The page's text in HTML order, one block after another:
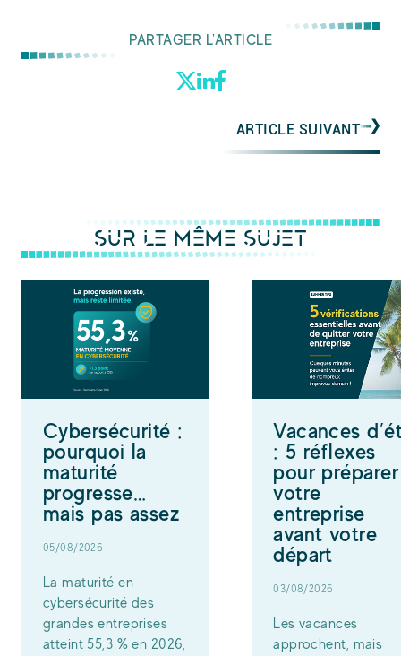
PARTAGER L'ARTICLE
ARTICLE SUIVANT
SUR LE MÊME SUJET
Cybersécurité :
pourquoi la
maturité
progresse…
mais pas assez
05/08/2026
La maturité en
cybersécurité des
grandes entreprises
atteint 55,3 % en 2026,
Vacances
: 5 réflexes
pour préparer
votre
entreprise
avant votre
départ
03/08/2026
Les vacances
approchent, mais